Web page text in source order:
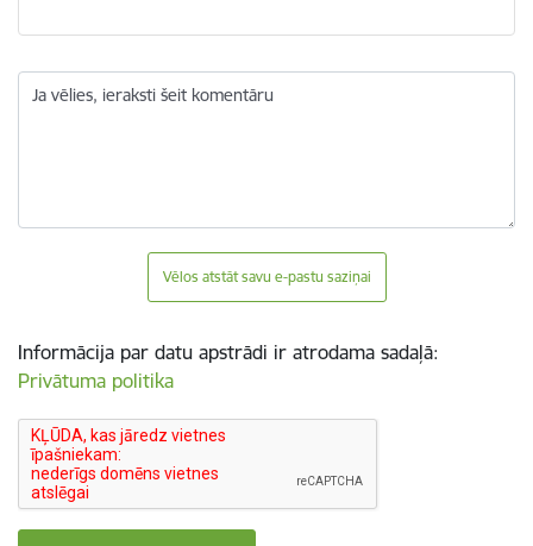
Ja vēlies, ieraksti šeit komentāru
Vēlos atstāt savu e-pastu saziņai
Informācija par datu apstrādi ir atrodama sadaļā:
Privātuma politika